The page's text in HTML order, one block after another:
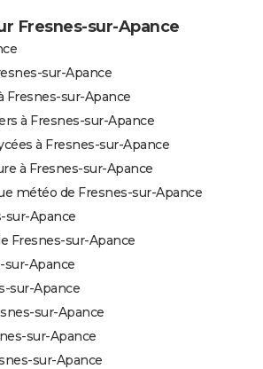
Fresnes-sur-Apance
sur-Apance
Fresnes-sur-Apance
à Fresnes-sur-Apance
à Fresnes-sur-Apance
à Fresnes-sur-Apance
météo de Fresnes-sur-Apance
sur-Apance
Fresnes-sur-Apance
sur-Apance
sur-Apance
sur-Apance
sur-Apance
sur-Apance